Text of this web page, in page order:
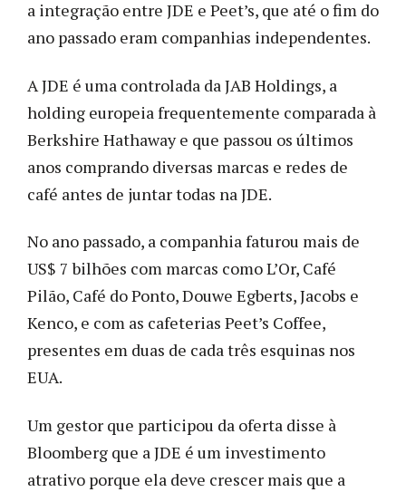
a integração entre JDE e Peet’s, que até o fim do
ano passado eram companhias independentes.
A JDE é uma controlada da JAB Holdings, a
holding europeia frequentemente comparada à
Berkshire Hathaway e que passou os últimos
anos comprando diversas marcas e redes de
café antes de juntar todas na JDE.
No ano passado, a companhia faturou mais de
US$ 7 bilhões com marcas como L’Or, Café
Pilão, Café do Ponto, Douwe Egberts, Jacobs e
Kenco, e com as cafeterias Peet’s Coffee,
presentes em duas de cada três esquinas nos
EUA.
Um gestor que participou da oferta disse à
Bloomberg que a JDE é um investimento
atrativo porque ela deve crescer mais que a